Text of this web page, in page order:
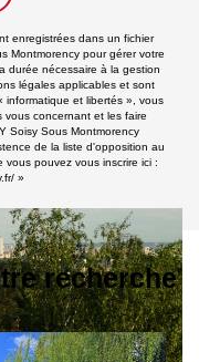
enregistrées dans un fichier
Montmorency pour gérer votre
durée nécessaire à la gestion
légales applicables et sont
informatique et libertés », vous
concernant et les faire
Soisy Sous Montmorency
de la liste d'opposition au
pouvez vous inscrire ici :
»
recherche